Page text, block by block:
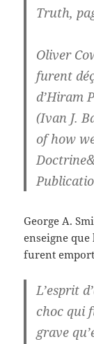
Truth,
Oliver
furent
d’Hiram
(Ivan J.
of how
George A.
enseigne
furent
L’esprit
choc qui
grave